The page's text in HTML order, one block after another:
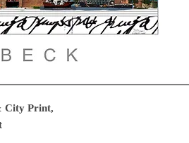
City Print,